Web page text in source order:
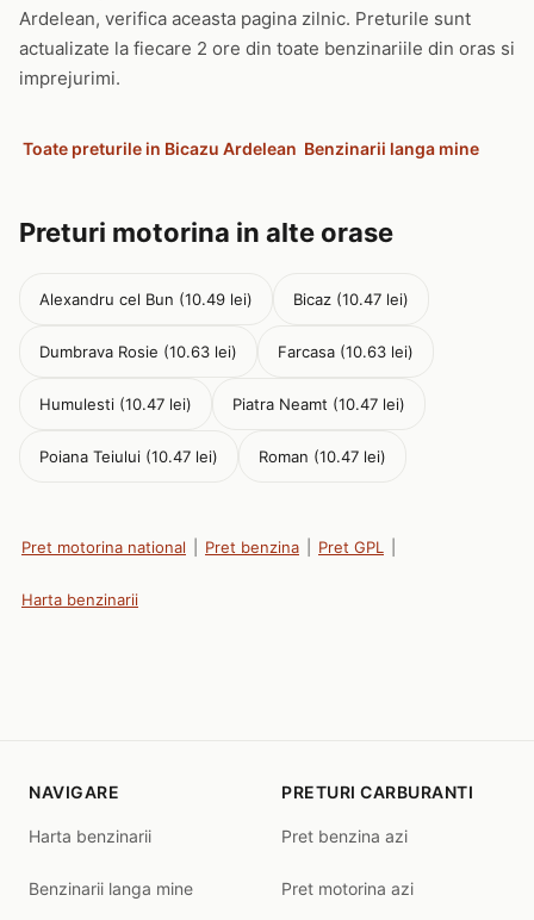
Ardelean, verifica aceasta pagina zilnic. Preturile sunt
actualizate la fiecare 2 ore din toate benzinariile din oras si
imprejurimi.
Toate preturile in Bicazu Ardelean Benzinarii langa mine
Preturi motorina in alte orase
Alexandru cel Bun (10.49 lei) Bicaz (10.47 lei)
Dumbrava Rosie (10.63 lei) Farcasa (10.63 lei)
Humulesti (10.47 lei) Piatra Neamt (10.47 lei)
Poiana Teiului (10.47 lei) Roman (10.47 lei)
Pret motorina national Pret benzina Pret GPL
Harta benzinarii
NAVIGARE
Harta benzinarii
Benzinarii langa mine
PRETURI CARBURANTI
Pret benzina azi
Pret motorina azi